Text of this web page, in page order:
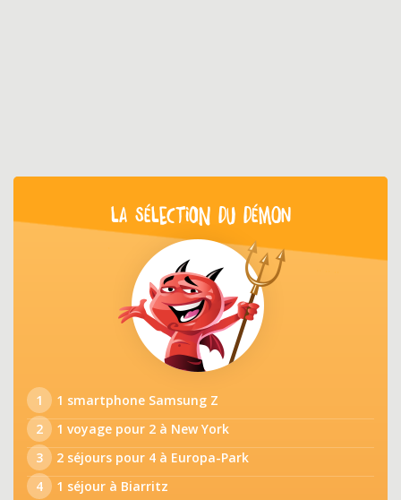
LA SÉLECTION DU DÉMON
1
1 smartphone Samsung Z
2
1 voyage pour 2 à New York
3
2 séjours pour 4 à Europa-Park
4
1 séjour à Biarritz